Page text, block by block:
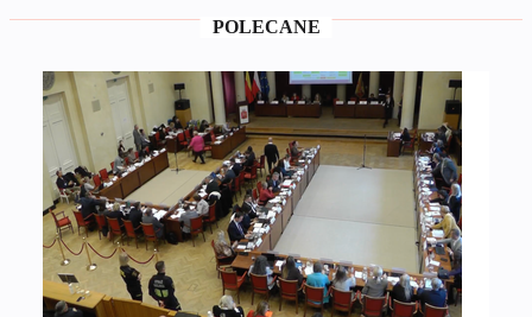
POLECANE